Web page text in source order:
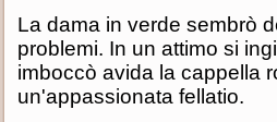
La dama in verde sembrò
problemi. In un attimo si
imboccò avida la cappella
un'appassionata fellatio.